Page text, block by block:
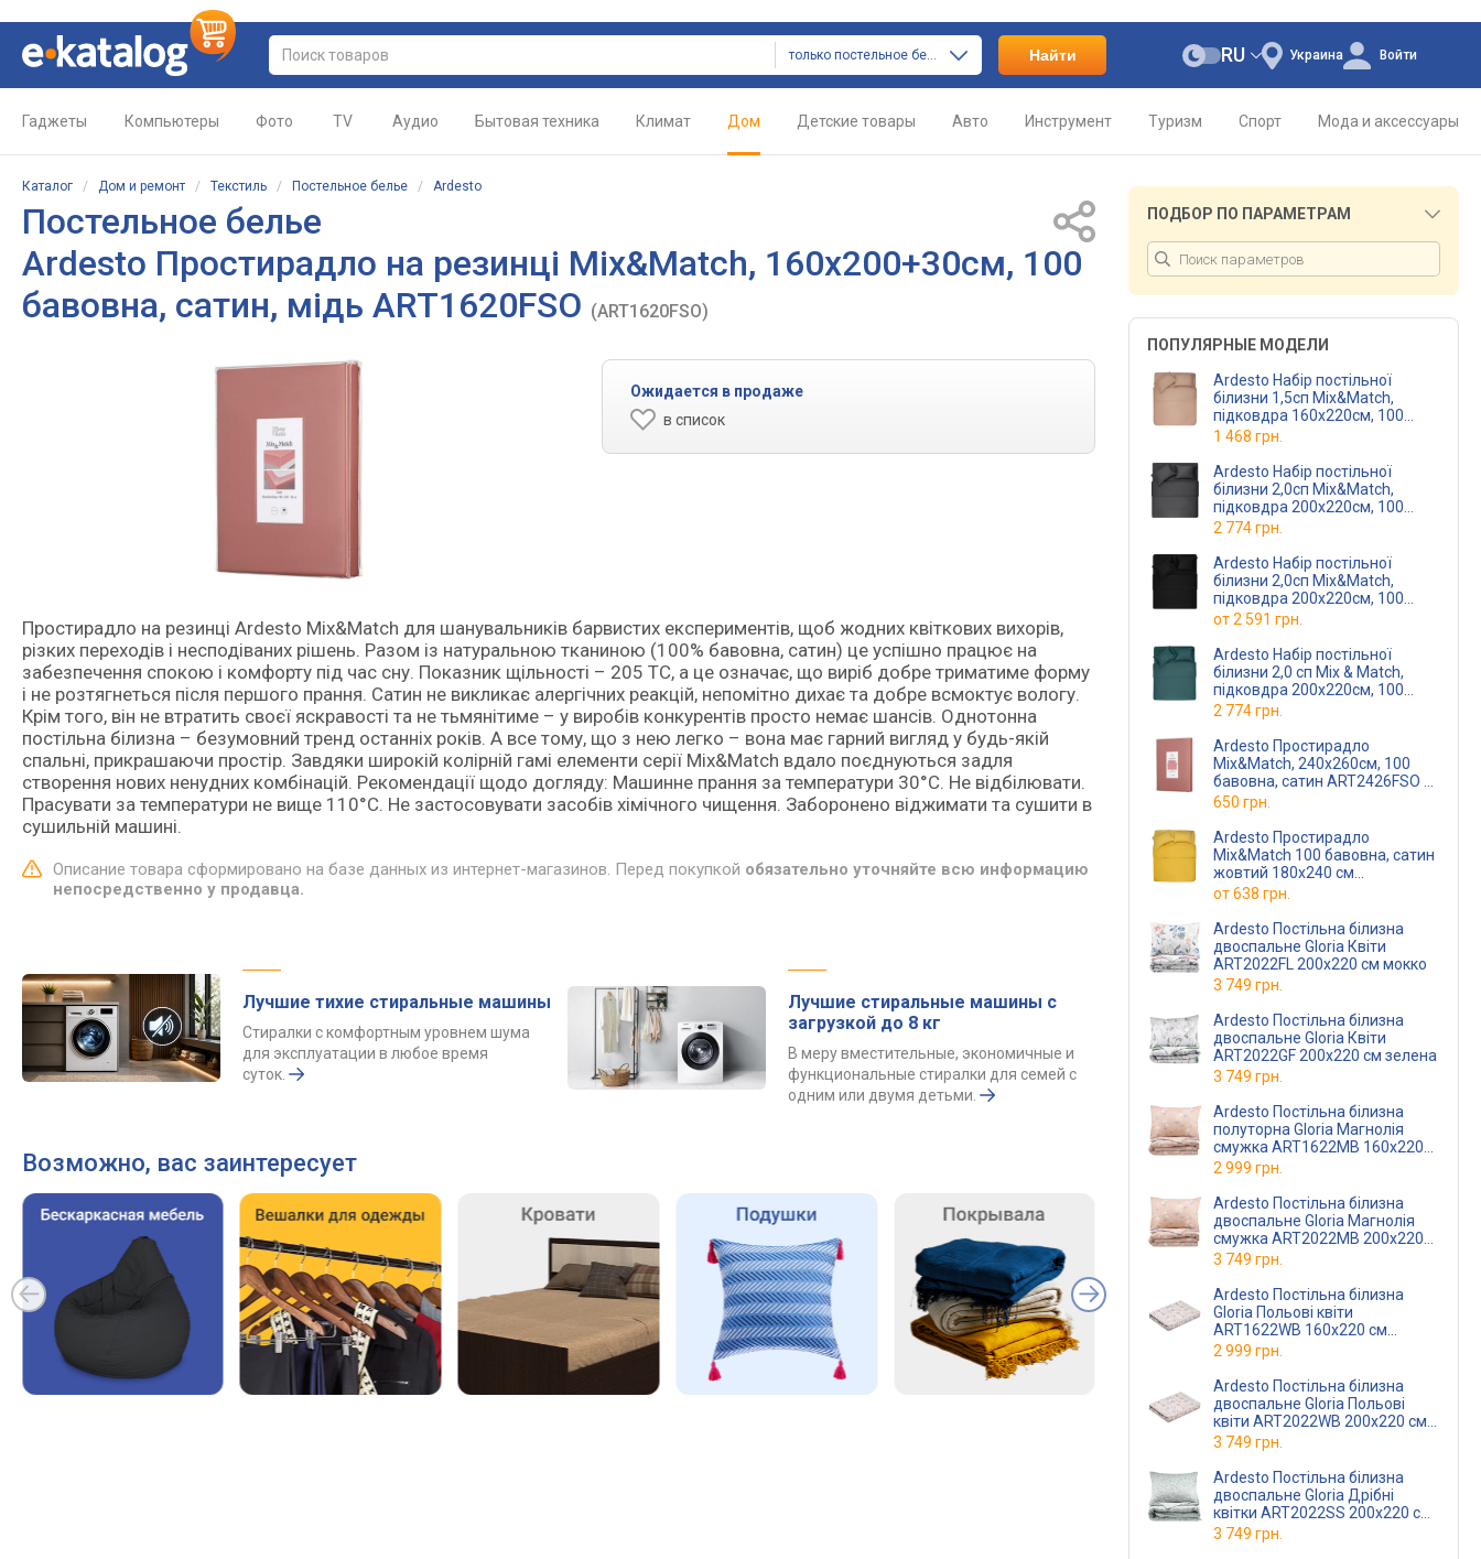
только постельное белье Найти Украина
RU Войти
Гаджеты Компьютеры Фото TV Аудио Бытовая техника Климат Дом Детские товары Авто Инструмент Туризм Спорт Мода и аксессуары
Каталог / Дом и ремонт / Текстиль / Постельное белье / Ardesto
Постельное белье
Ardesto Простирадло на резинці Mix&Match, 160х200+30см, 100
бавовна, сатин, мідь ART1620FSO (ART1620FSO)
Ожидается в продаже
в список
Простирадло на резинці Ardesto Mix&Match для шанувальників барвистих експериментів, щоб жодних квіткових вихорів,
різких переходів і несподіваних рішень. Разом із натуральною тканиною (100% бавовна, сатин) це успішно працює на
забезпечення спокою і комфорту під час сну. Показник щільності – 205 TC, а це означає, що виріб добре триматиме форму
і не розтягнеться після першого прання. Сатин не викликає алергічних реакцій, непомітно дихає та добре всмоктує вологу.
Крім того, він не втратить своєї яскравості та не тьмянітиме – у виробів конкурентів просто немає шансів. Однотонна
постільна білизна – безумовний тренд останніх років. А все тому, що з нею легко – вона має гарний вигляд у будь-якій
спальні, прикрашаючи простір. Завдяки широкій колірній гамі елементи серії Mix&Match вдало поєднуються задля
створення нових ненудних комбінацій. Рекомендації щодо догляду: Машинне прання за температури 30°С. Не відбілювати.
Прасувати за температури не вище 110°С. Не застосовувати засобів хімічного чищення. Заборонено віджимати та сушити в
сушильній машині.
Описание товара сформировано на базе данных из интернет-магазинов. Перед покупкой обязательно уточняйте всю информацию
непосредственно у продавца.
Лучшие тихие стиральные машины
Стиралки с комфортным уровнем шума
для эксплуатации в любое время
суток.
Лучшие стиральные машины с
загрузкой до 8 кг
В меру вместительные, экономичные и
функциональные стиралки для семей с
одним или двумя детьми.
Возможно, вас заинтересует
ПОДБОР ПО ПАРАМЕТРАМ
ПОПУЛЯРНЫЕ МОДЕЛИ
Ardesto Набір постільної
білизни 1,5сп Mix&Match,
підковдра 160х220см, 100
бавовна, сатин, беж
ART1622SI
1 468 грн.
Ardesto Набір постільної
білизни 2,0сп Mix&Match,
підковдра 200х220см, 100
бавовна, сатин, сірий
ART2022SY
2 774 грн.
Ardesto Набір постільної
білизни 2,0сп Mix&Match,
підковдра 200х220см, 100
бавовна, сатин, чорний
ART2022SL
от2 591 грн.
Ardesto Набір постільної
білизни 2,0 сп Mix & Match,
підковдра 200х220см, 100
бавовна, сатин, зелений
ART202
2 774 грн.
Ardesto Простирадло
Mix&Match, 240x260см, 100
бавовна, сатин ART2426FSO
(ART2426FSO)
650 грн.
Ardesto Простирадло
Mix&Match 100 бавовна, сатин
жовтий 180х240 см
ART1824FSS
от638 грн.
Ardesto Постільна білизна
двоспальне Gloria Квіти
ART2022FL 200х220 см мокко
3 749 грн.
Ardesto Постільна білизна
двоспальне Gloria Квіти
ART2022GF 200х220 см зелена
3 749 грн.
Ardesto Постільна білизна
полуторна Gloria Магнолія
смужка ART1622MB 160х220
см бежева
2 999 грн.
Ardesto Постільна білизна
двоспальне Gloria Магнолія
смужка ART2022MB 200х220
см бежева
3 749 грн.
Ardesto Постільна білизна
Gloria Польові квіти
ART1622WB 160х220 см
бежева
2 999 грн.
Ardesto Постільна білизна
двоспальне Gloria Польові
квіти ART2022WB 200х220 см
бежева
3 749 грн.
Ardesto Постільна білизна
двоспальне Gloria Дрібні
квітки ART2022SS 200х220 см
бежева
3 749 грн.